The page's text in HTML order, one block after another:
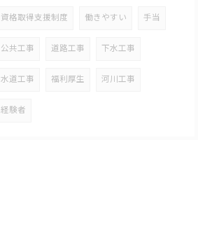
資格取得支援制度 働きやすい 手当
公共工事 道路工事 下水工事
水道工事 福利厚生 河川工事
経験者